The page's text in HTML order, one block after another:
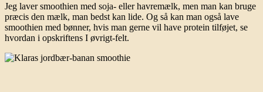
Jeg laver smoothien med soja- eller havremælk, men man kan bruge
præcis den mælk, man bedst kan lide. Og så kan man også lave
smoothien med bønner, hvis man gerne vil have protein tilføjet, se
hvordan i opskriftens I øvrigt-felt.